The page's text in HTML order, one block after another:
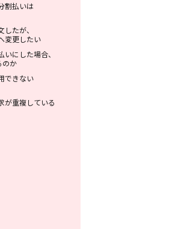
割払いは
したが、
変更したい
いにした場合、
のか
できない
が重複している